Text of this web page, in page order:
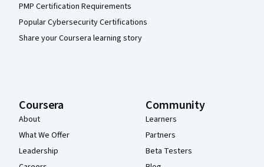
PMP Certification Requirements
Popular Cybersecurity Certifications
Share your Coursera learning story
Coursera
About
What We Offer
Leadership
Community
Learners
Partners
Beta Testers